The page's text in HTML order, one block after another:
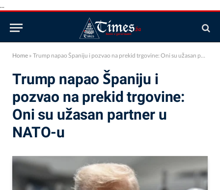
...
Home » Trump napao Španiju i pozvao na prekid trgovine: Oni su užasan partner u NATO-u
Trump napao Španiju i
pozvao na prekid trgovine:
Oni su užasan partner u
NATO-u